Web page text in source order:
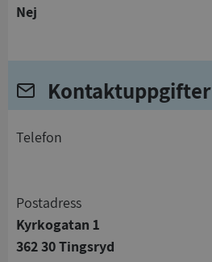
Nej
Kontaktuppgifter
telefon
Postadress
Kyrkogatan 1
362 30 Tingsryd